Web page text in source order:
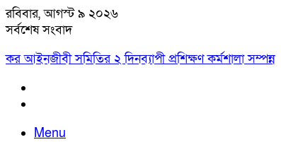
রবিবার, আগস্ট ৯ ২০২৬
সর্বশেষ সংবাদ
কর আইনজীবী সমিতির ২ দিনব্যাপী প্রশিক্ষণ কর্মশালা সম্পন্ন
Menu